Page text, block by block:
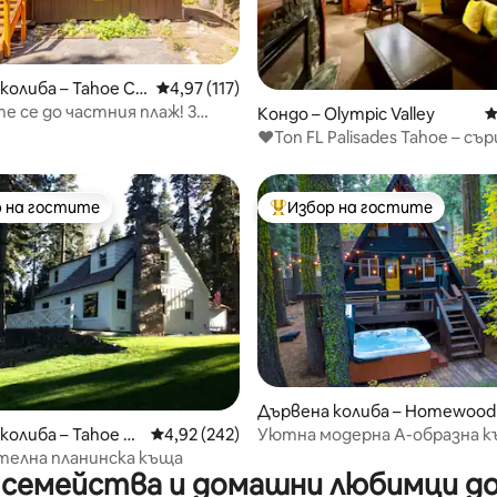
1073 отзива
– Tahoe Cit Средна оценка: 4,97 от 5, 117 отзива
4,97 (117)
се до частния плаж! 3
Кондо – Olympic Valley
❤️Топ FL Palisades Tahoe –
5, 352 отзива
избор на гостите
на гостите
– Tahoe Ci
Средна оценка: 4,92 от 5, 242 отзива
4,92 (242)
планинска къща
Най-популярен избор на
Избор на гостите
Дървена колиба – Homewood
Уютна модерна A-образна
и домашни любимци